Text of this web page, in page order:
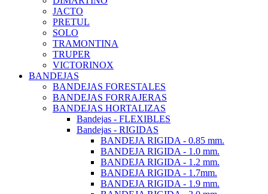
JACTO
PRETUL
SOLO
TRAMONTINA
TRUPER
VICTORINOX
BANDEJAS
BANDEJAS FORESTALES
BANDEJAS FORRAJERAS
BANDEJAS HORTALIZAS
Bandejas - FLEXIBLES
Bandejas - RIGIDAS
BANDEJA RIGIDA - 0.85 mm.
BANDEJA RIGIDA - 1.0 mm.
BANDEJA RIGIDA - 1.2 mm.
BANDEJA RIGIDA - 1.7mm.
BANDEJA RIGIDA - 1.9 mm.